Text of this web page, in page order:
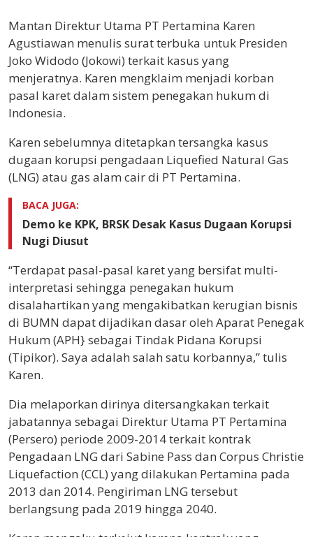
Mantan Direktur Utama PT Pertamina Karen
Agustiawan menulis surat terbuka untuk Presiden
Joko Widodo (Jokowi) terkait kasus yang
menjeratnya. Karen mengklaim menjadi korban
pasal karet dalam sistem penegakan hukum di
Indonesia.
Karen sebelumnya ditetapkan tersangka kasus
dugaan korupsi pengadaan Liquefied Natural Gas
(LNG) atau gas alam cair di PT Pertamina.
BACA JUGA:
Demo ke KPK, BRSK Desak Kasus Dugaan Korupsi
Nugi Diusut
“Terdapat pasal-pasal karet yang bersifat multi-
interpretasi sehingga penegakan hukum
disalahartikan yang mengakibatkan kerugian bisnis
di BUMN dapat dijadikan dasar oleh Aparat Penegak
Hukum (APH} sebagai Tindak Pidana Korupsi
(Tipikor). Saya adalah salah satu korbannya,” tulis
Karen.
Dia melaporkan dirinya ditersangkakan terkait
jabatannya sebagai Direktur Utama PT Pertamina
(Persero) periode 2009-2014 terkait kontrak
Pengadaan LNG dari Sabine Pass dan Corpus Christie
Liquefaction (CCL) yang dilakukan Pertamina pada
2013 dan 2014. Pengiriman LNG tersebut
berlangsung pada 2019 hingga 2040.